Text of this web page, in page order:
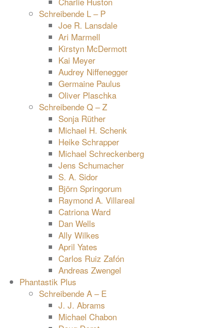
Schreibende L – P
Joe R. Lansdale
Ari Marmell
Kirstyn McDermott
Kai Meyer
Audrey Niffenegger
Germaine Paulus
Oliver Plaschka
Schreibende Q – Z
Sonja Rüther
Michael H. Schenk
Heike Schrapper
Michael Schreckenberg
Jens Schumacher
S. A. Sidor
Björn Springorum
Raymond A. Villareal
Catriona Ward
Dan Wells
Ally Wilkes
April Yates
Carlos Ruiz Zafón
Andreas Zwengel
Phantastik Plus
Schreibende A – E
J. J. Abrams
Michael Chabon